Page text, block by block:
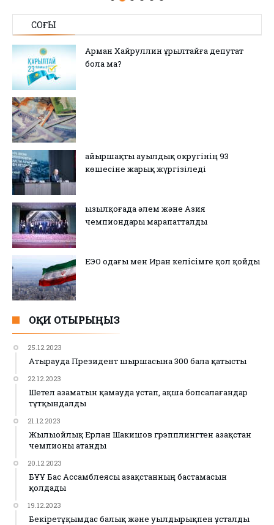
СОҢҒЫ
Арман Хайруллин Құрылтайға депутат
бола ма?
Қайыршақты ауылдық округінің 93
көшесіне жарық жүргізіледі
Қызылқоғада әлем және Азия
чемпиондары марапатталды
ЕЭО одағы мен Иран келісімге қол қойды
ОҚИ ОТЫРЫҢЫЗ
25.12.2023
Атырауда Президент шыршасына 300 бала қатысты
22.12.2023
Шетел азаматын қамауда ұстап, ақша бопсалағандар
тұтқындалды
21.12.2023
Жылыойлық Ерлан Шакишов грэпплингтен Қазақстан
чемпионы атанды
20.12.2023
БҰҰ Бас Ассамблеясы Қазақстанның бастамасын
қолдады
19.12.2023
Бекіретұқымдас балық және уылдырықпен ұсталды